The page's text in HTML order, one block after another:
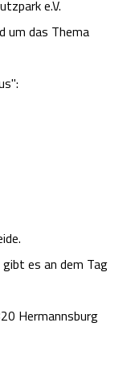
e.V.
um das Thema
gibt es an dem Tag
Hermannsburg